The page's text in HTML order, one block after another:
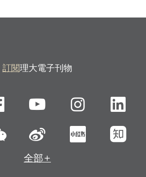
訂閱理大電子刊物
FacebookYouTube
微信 新浪微博小紅書知
全部